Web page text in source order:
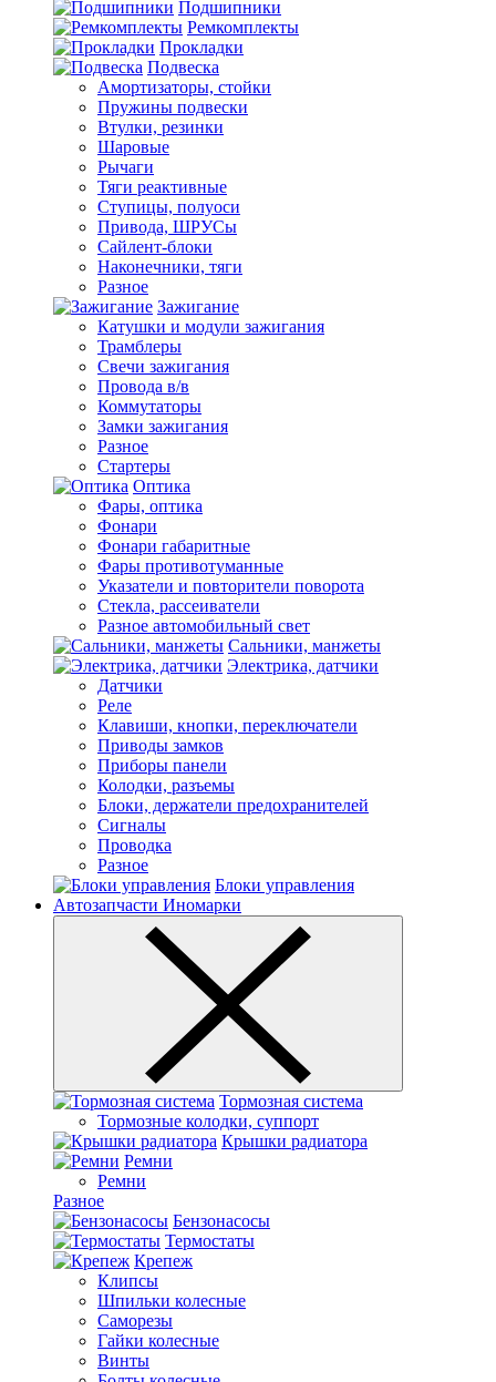
Подшипники
Ремкомплекты
Прокладки
Подвеска
Амортизаторы, стойки
Пружины подвески
Втулки, резинки
Шаровые
Рычаги
Тяги реактивные
Ступицы, полуоси
Привода, ШРУСы
Сайлент-блоки
Наконечники, тяги
Разное
Зажигание
Катушки и модули зажигания
Трамблеры
Свечи зажигания
Провода в/в
Коммутаторы
Замки зажигания
Разное
Стартеры
Оптика
Фары, оптика
Фонари
Фонари габаритные
Фары противотуманные
Указатели и повторители поворота
Стекла, рассеиватели
Разное автомобильный свет
Сальники, манжеты
Электрика, датчики
Датчики
Реле
Клавиши, кнопки, переключатели
Приводы замков
Приборы панели
Колодки, разъемы
Блоки, держатели предохранителей
Сигналы
Проводка
Разное
Блоки управления
Автозапчасти Иномарки
Тормозная система
Тормозные колодки, суппорт
Крышки радиатора
Ремни
Ремни
Разное
Бензонасосы
Термостаты
Крепеж
Клипсы
Шпильки колесные
Саморезы
Гайки колесные
Винты